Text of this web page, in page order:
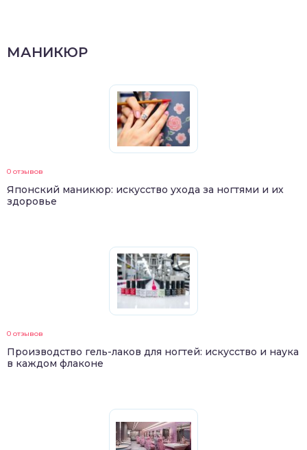
МАНИКЮР
0 отзывов
Японский маникюр: искусство ухода за ногтями и их
здоровье
0 отзывов
Производство гель-лаков для ногтей: искусство и наука
в каждом флаконе